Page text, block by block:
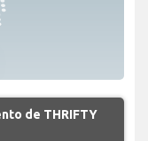
de THRIFTY